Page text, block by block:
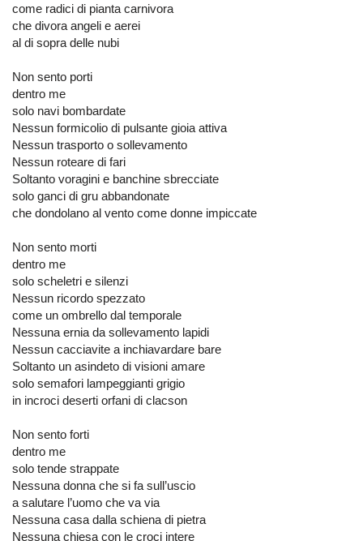
come radici di pianta carnivora
che divora angeli e aerei
al di sopra delle nubi
Non sento porti
dentro me
solo navi bombardate
Nessun formicolio di pulsante gioia attiva
Nessun trasporto o sollevamento
Nessun roteare di fari
Soltanto voragini e banchine sbrecciate
solo ganci di gru abbandonate
che dondolano al vento come donne impiccate
Non sento morti
dentro me
solo scheletri e silenzi
Nessun ricordo spezzato
come un ombrello dal temporale
Nessuna ernia da sollevamento lapidi
Nessun cacciavite a inchiavardare bare
Soltanto un asindeto di visioni amare
solo semafori lampeggianti grigio
in incroci deserti orfani di clacson
Non sento forti
dentro me
solo tende strappate
Nessuna donna che si fa sull’uscio
a salutare l’uomo che va via
Nessuna casa dalla schiena di pietra
Nessuna chiesa con le croci intere